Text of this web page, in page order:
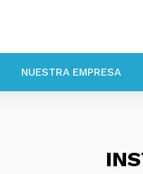
NUESTRA EMPRESA